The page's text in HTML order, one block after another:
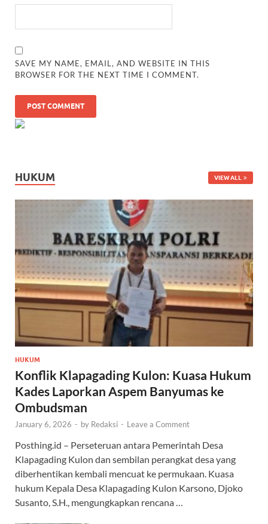
SAVE MY NAME, EMAIL, AND WEBSITE IN THIS
BROWSER FOR THE NEXT TIME I COMMENT.
HUKUM VIEW ALL
HUKUM
Konflik Klapagading Kulon: Kuasa Hukum
Kades Laporkan Aspem Banyumas ke
Ombudsman
January 6, 2026 - by Redaksi - Leave a Comment
Posthing.id – Perseteruan antara Pemerintah Desa
Klapagading Kulon dan sembilan perangkat desa yang
diberhentikan kembali mencuat ke permukaan. Kuasa
hukum Kepala Desa Klapagading Kulon Karsono, Djoko
Susanto, S.H., mengungkapkan rencana …